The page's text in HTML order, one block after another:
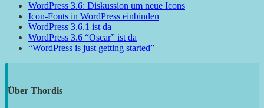
WordPress 3.6: Diskussion um neue Icons
Icon-Fonts in WordPress einbinden
WordPress 3.6.1 ist da
WordPress 3.6 “Oscar” ist da
“WordPress is just getting started”
Über Thordis